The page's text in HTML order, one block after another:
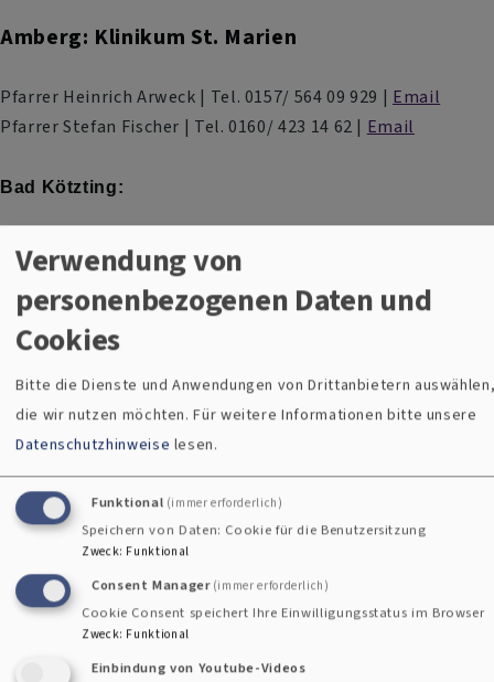
Amberg: Klinikum St. Marien
Pfarrer Heinrich Arweck | Tel. 0157/ 564 09 929 | Email
Pfarrer Stefan Fischer | Tel. 0160/ 423 14 62 | Email
Bad Kötzting:
Palliativstation im ehem. Krankenhaus St.Josef und TCM-
Klinik
Pfarrerin Gudrun Mirlein | Tel. 0160/ 2280 089 |Email
Sana-Kliniken Krankenhaus Cham und Medbo Zentrum
Psychiatrie Cham
Pfarrerin Gudrun Mirlein | Tel. 0160/ 2280 089 |Email
Geriatrische Rehabilitation Erbendorf:
N.N.
Furth im Wald:
Verwendung von
personenbezogenen Daten und
Cookies
Bitte die Dienste und Anwendungen von Drittanbietern
die wir nutzen möchten.Für weitere Informationen bitte unsere
Datenschutzhinweise lesen.
Funktional (immer erforderlich)
Speichern von Daten: Cookie für die Benutzersitzung
Zweck: Funktional
Consent Manager (immer erforderlich)
Cookie Consent speichert Ihre Einwilligungsstatus im Browser
Zweck: Funktional
Einbindung von Youtube-Videos